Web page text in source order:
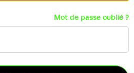
Mot de passe oublié ?